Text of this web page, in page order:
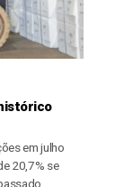
em julho
20,7% se